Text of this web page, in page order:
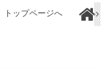
トップページへ